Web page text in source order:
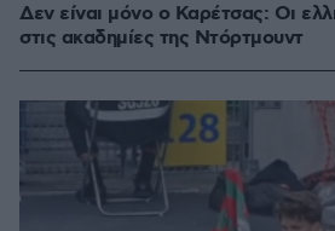
Δεν είναι μόνο ο Καρέτσας: Οι
στις ακαδημίες της Ντόρτμουντ